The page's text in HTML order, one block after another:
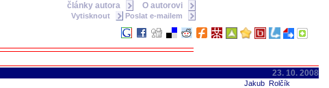
články autora
O autorovi
Vytisknout Poslat e-mailem
23. 10. 2008
Jakub Rolčík